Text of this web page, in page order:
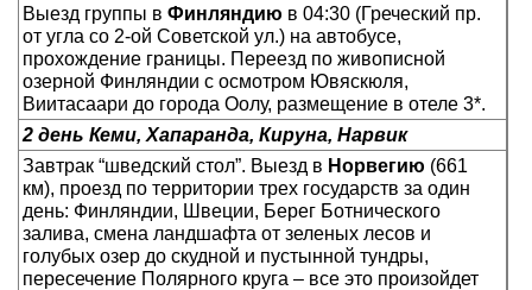
О компании
Отзывы
Выезд группы в Финляндию в 04:30 (Греческий пр.
от угла со 2-ой Советской ул.) на автобусе,
прохождение границы. Переезд по живописной
озерной Финляндии с осмотром Ювяскюля,
Виитасаари до города Оолу, размещение в отеле 3*.
2 день Кеми, Хапаранда, Кируна, Нарвик
Завтрак “шведский стол”. Выезд в Норвегию (661
км), проезд по территории трех государств за один
день: Финляндии, Швеции, Берег Ботнического
залива, смена ландшафта от зеленых лесов и
голубых озер до скудной и пустынной тундры,
пересечение Полярного круга – все это произойдет